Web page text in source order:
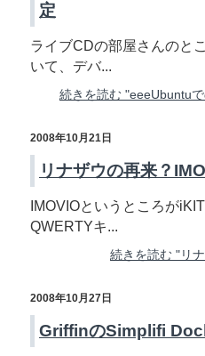
定
ライブCDの部屋さんのと
いて、デバ...
続きを読む "eeeUbuntu
2008年10月21日
リナザウの再来？
IMOVIOというところが
QWERTYキ...
続きを読む "リ
2008年10月27日
GriffinのSimplifi